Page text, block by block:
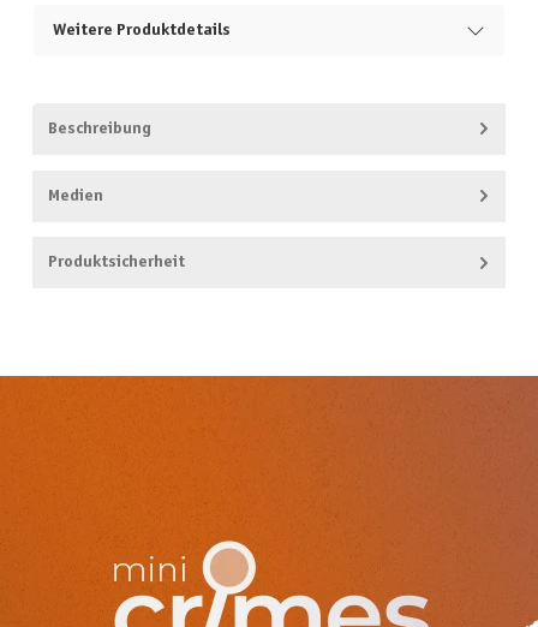
Weitere Produktdetails
Beschreibung
Medien
Produktsicherheit